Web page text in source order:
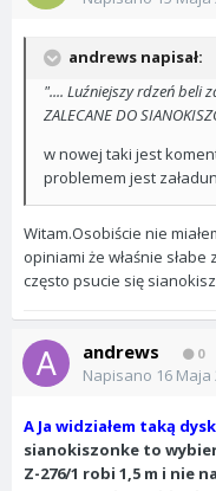
andrews napisał:
".... Luźniejszy rdzeń beli
ZALECANE DO
w nowej taki jest
problemem jest
Witam.Osobiście nie
opiniami że właśnie
często psucie się
andrews 0
Napisano 16 Maja
A Ja widziałem taką
sianokiszonke to
Z-276/1 robi 1,5 m i nie